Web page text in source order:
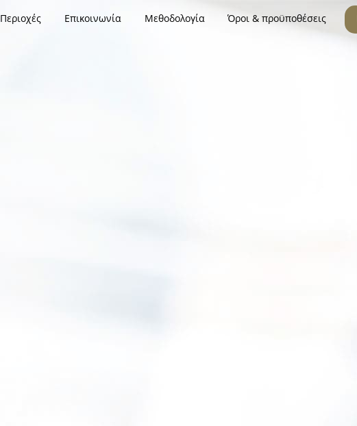
Περιοχές Επικοινωνία Μεθοδολογία Όροι & προϋποθέσεις